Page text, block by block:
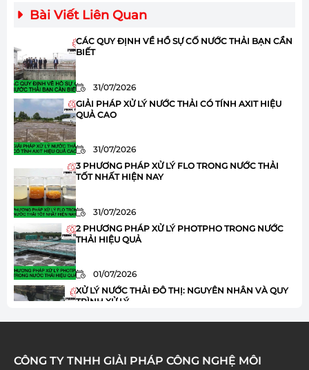
Bài Viết Liên Quan
CÁC QUY ĐỊNH VỀ HỒ SỰ CỐ NƯỚC THẢI BẠN CẦN
BIẾT
31/07/2026
GIẢI PHÁP XỬ LÝ NƯỚC THẢI CÓ TÍNH AXIT HIỆU
QUẢ CAO
31/07/2026
3 PHƯƠNG PHÁP XỬ LÝ FLO TRONG NƯỚC THẢI
TỐT NHẤT HIỆN NAY
31/07/2026
2 PHƯƠNG PHÁP XỬ LÝ PHOTPHO TRONG NƯỚC
THẢI HIỆU QUẢ
01/07/2026
XỬ LÝ NƯỚC THẢI ĐÔ THỊ: NGUYÊN NHÂN VÀ QUY
TRÌNH XỬ LÝ
HÓA CHẤT JAVEN TRONG XỬ LÝ NƯỚC THẢI: ƯU
ĐIỂM VÀ ỨNG DỤNG
CÔNG TY TNHH GIẢI PHÁP CÔNG NGHỆ MÔI